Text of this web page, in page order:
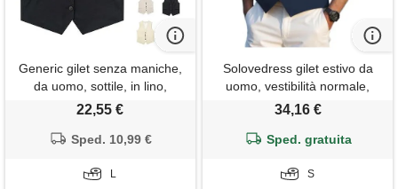
Generic gilet senza maniche,
da uomo, sottile, in lino,
estivo, leggero, con tasche,
con scollo a v, per attività
per lo sport, colore: rosa. , l
22,55 €
Sped. 10,99 €
L
Solovedress gilet estivo da
uomo, vestibilità normale,
classico, per matrimoni e
34,16 €
Sped. gratuita
S